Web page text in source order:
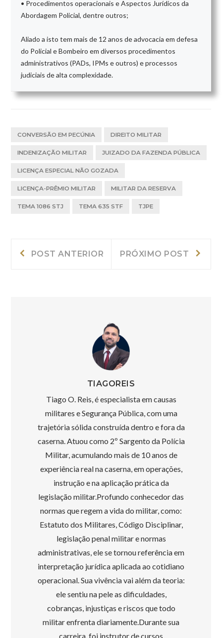
• Procedimentos operacionais e Aspectos Jurídicos da
Abordagem Policial, dentre outros;
Aliado a isto tem mais de 12 anos de advocacia em defesa
do Policial e Bombeiro em diversos procedimentos
administrativos (PADs, IPMs e outros) e processos
judiciais de alta complexidade.
CONVERSÃO EM PECÚNIA DIREITO MILITAR
INDENIZAÇÃO MILITAR JUIZADO DA FAZENDA PÚBLICA
LICENÇA ESPECIAL NÃO GOZADA
LICENÇA-PRÊMIO MILITAR MILITAR DA RESERVA
TEMA 1086 STJ TEMA 635 STF TJPE
Navegação
POST ANTERIOR
Anterior:
PRÓXIMO POST
TIAGOREIS
Tiago O. Reis, é especialista em causas
militares e Segurança Pública, com uma
trajetória sólida construída dentro e fora da
caserna. Atuou como 2º Sargento da Polícia
Militar, acumulando mais de 10 anos de
experiência real na caserna, em operações,
instrução e na aplicação prática da
legislação militar.Profundo conhecedor das
normas que regem a vida do militar, como:
Estatuto dos Militares, Código Disciplinar,
legislação penal militar e normas
administrativas, ele se tornou referência em
interpretação jurídica aplicada ao cotidiano
operacional. Sua vivência vai além da teoria:
ele sentiu na pele as dificuldades,
cobranças, injustiças e riscos que todo
militar enfrenta diariamente.Durante sua
carreira, foi instrutor de cursos